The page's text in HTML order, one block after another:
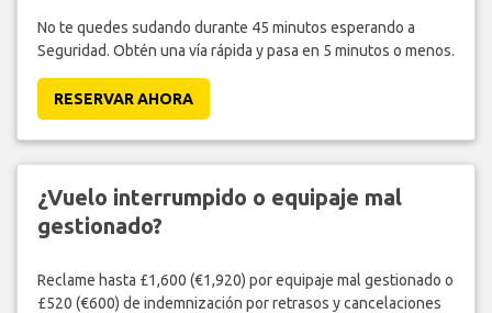
No te quedes sudando durante 45 minutos esperando a
Seguridad. Obtén una vía rápida y pasa en 5 minutos o menos.
RESERVAR AHORA
¿Vuelo interrumpido o equipaje mal
gestionado?
Reclame hasta £1,600 (€1,920) por equipaje mal gestionado o
£520 (€600) de indemnización por retrasos y cancelaciones